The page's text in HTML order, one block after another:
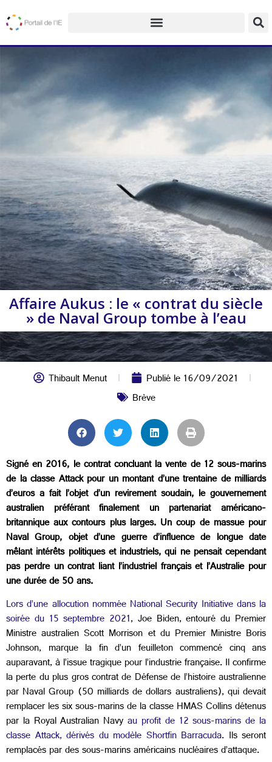
Affaire Aukus : le « contrat du siècle
» de Naval Group tombe à l’eau
Thibault Menut Publié le16/09/2021
Brève
Signé en 2016, le contrat concluant la vente de 12 sous-marins
de la classe Attack pour un montant d’une trentaine de milliards
d’euros a fait l’objet d’un revirement soudain, le gouvernement
australien préférant finalement un partenariat américano-
britannique aux contours plus larges. Un coup de massue pour
Naval Group, objet d’une guerre d’influence de longue date
mêlant intérêts politiques et industriels, qui ne pensait cependant
pas perdre un contrat liant l’industriel français et l’Australie pour
une durée de 50 ans.
Lors d’une allocution nommée National Security Initiative dans la
soirée du 15 septembre 2021, Joe Biden, entouré du Premier
Ministre australien Scott Morrison et du Premier Ministre Boris
Johnson, marque la fin d’un feuilleton commencé cinq ans
auparavant, à l’issue tragique pour l’industrie française. Il confirme
la perte du plus gros contrat de Défense de l’histoire australienne
par Naval Group (50 milliards de dollars australiens), qui devait
remplacer les six sous-marins de la classe HMAS Collins détenus
par la Royal Australian Navyau profit de 12 sous-marins de la
classe Attack, dérivés du modèle Shortfin Barracuda. Ils seront
remplacés par des sous-marins américains nucléaires d’attaque.